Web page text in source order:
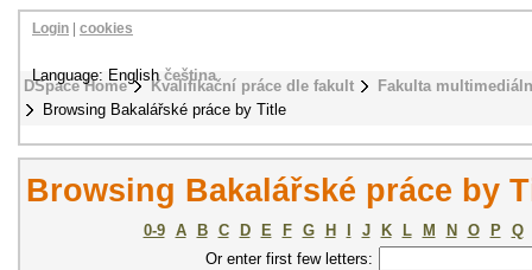
DSpace Home Kvalifikační práce dle fakult
Fakulta
Browsing Bakalářské práce by Title
Login cookies
Language: Englishčeština
Browsing Bakalářské práce by
0-9 A B C D E F G H J K L M N O P
Q
Or enter first few letters: